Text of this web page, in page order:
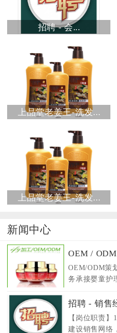
招聘 - 会...
上品堂老姜王-洗发...
上品堂老姜王-洗发...
新闻中心
OEM /
OEM/ODM策
务承接婴童护
招聘 - 销售
【岗位职责】
建设销售网络